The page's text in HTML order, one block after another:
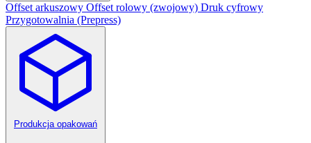
Offset arkuszowy Offset rolowy (zwojowy) Druk cyfrowy
Przygotowalnia (Prepress)
Produkcja opakowań